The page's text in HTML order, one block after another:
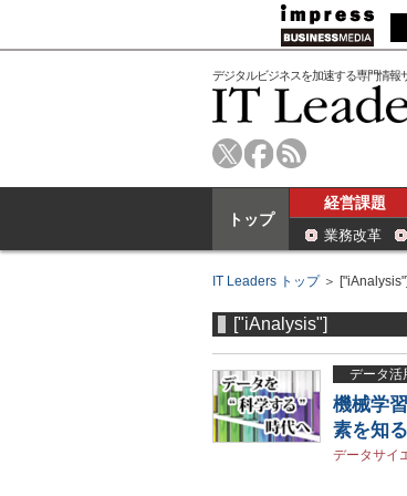
デジタルビジネスを加速する専門情報
トップ
経営課題
業務改革
IT Leaders トップ＞ ["iAnalysis"]
["iAnalysis"]
データ活
機械学
素を知る
データサイ